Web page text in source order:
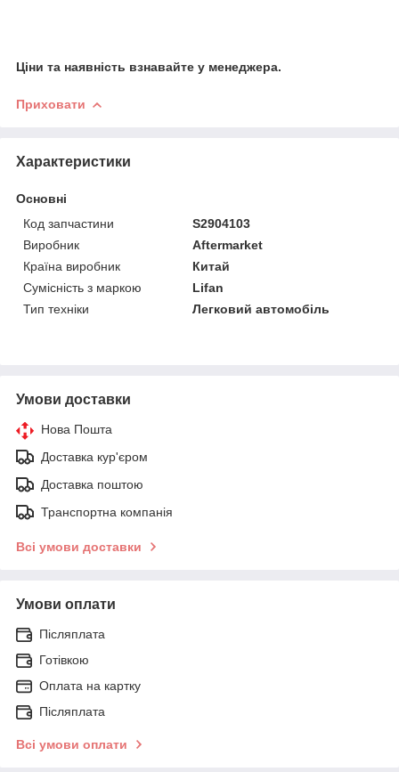
Ціни та наявність взнавайте у менеджера.
Приховати
Характеристики
Основні
Код запчастини
S2904103
Виробник
Aftermarket
Країна виробник
Китай
Сумісність з маркою
Lifan
Тип техніки
Легковий автомобіль
Умови доставки
Нова Пошта
Доставка кур'єром
Доставка поштою
Транспортна компанія
Всі умови доставки
Умови оплати
Післяплата
Готівкою
Оплата на картку
Післяплата
Всі умови оплати